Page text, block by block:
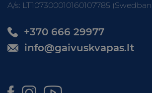
A/s: LT107300010160107785
+370 666 29977
info@gaivuskvapas.lt